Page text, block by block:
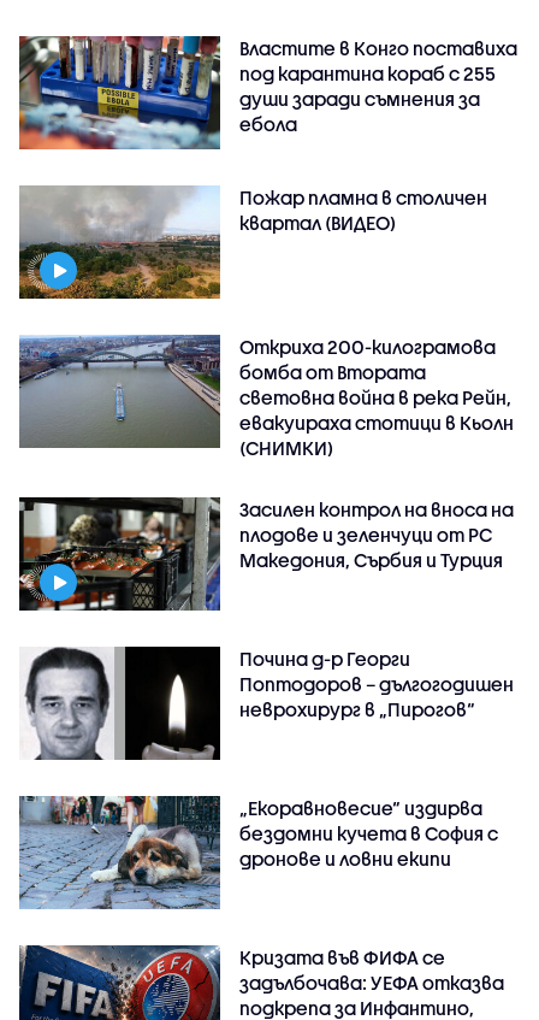
Властите в Конго поставиха
под карантина кораб с 255
души заради съмнения за
ебола
Пожар пламна в столичен
квартал (ВИДЕО)
Откриха 200-килограмова
бомба от Втората
световна война в река Рейн,
евакуираха стотици в Кьолн
(СНИМКИ)
Засилен контрол на вноса на
плодове и зеленчуци от РС
Македония, Сърбия и Турция
Почина д-р Георги
Поптодоров – дългогодишен
неврохирург в „Пирогов“
„Екоравновесие“ издирва
бездомни кучета в София с
дронове и ловни екипи
Кризата във ФИФА се
задълбочава: УЕФА отказва
подкрепа за Инфантино,